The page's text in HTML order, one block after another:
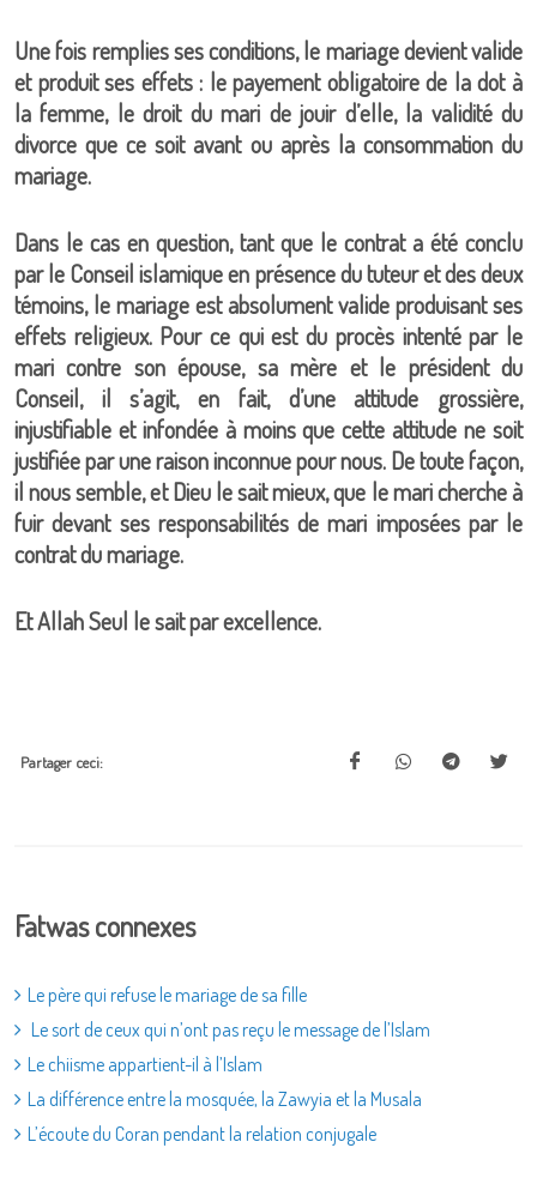
Une fois remplies ses conditions, le mariage devient valide
et produit ses effets : le payement obligatoire de la dot à
la femme, le droit du mari de jouir d’elle, la validité du
divorce que ce soit avant ou après la consommation du
mariage.
Dans le cas en question, tant que le contrat a été conclu
par le Conseil islamique en présence du tuteur et des deux
témoins, le mariage est absolument valide produisant ses
effets religieux. Pour ce qui est du procès intenté par le
mari contre son épouse, sa mère et le président du
Conseil, il s’agit, en fait, d’une attitude grossière,
injustifiable et infondée à moins que cette attitude ne soit
justifiée par une raison inconnue pour nous. De toute façon,
il nous semble, et Dieu le sait mieux, que le mari cherche à
fuir devant ses responsabilités de mari imposées par le
contrat du mariage.
Et Allah Seul le sait par excellence.
Partager ceci:
Fatwas connexes
Le père qui refuse le mariage de sa fille
Le sort de ceux qui n’ont pas reçu le message de l’Islam
Le chiisme appartient-il à l’Islam
La différence entre la mosquée, la Zawyia et la Musala
L’écoute du Coran pendant la relation conjugale